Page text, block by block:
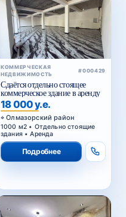
КОММЕРЧЕСКАЯ
НЕДВИЖИМОСТЬ
#000429
Сдаётся отдельно стоящее
коммерческое здание в аренду
18 000 у.е.
Олмазорский район
1000 м2 • Отдельно стоящие
здания • Аренда
Подробнее